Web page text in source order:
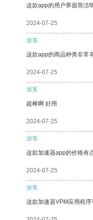
这款app的用户界面简洁
2024-07-25
游客
这款app的商品种类非常
2024-07-25
游客
超棒啊 好用
2024-07-25
游客
这款加速器app的价格有
2024-07-25
游客
这款加速器VPM应用程序